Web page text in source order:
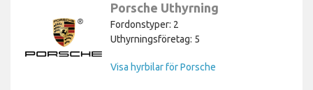
Porsche Uthyrning
Fordonstyper: 2
Uthyrningsföretag: 5
Visa hyrbilar för Porsche